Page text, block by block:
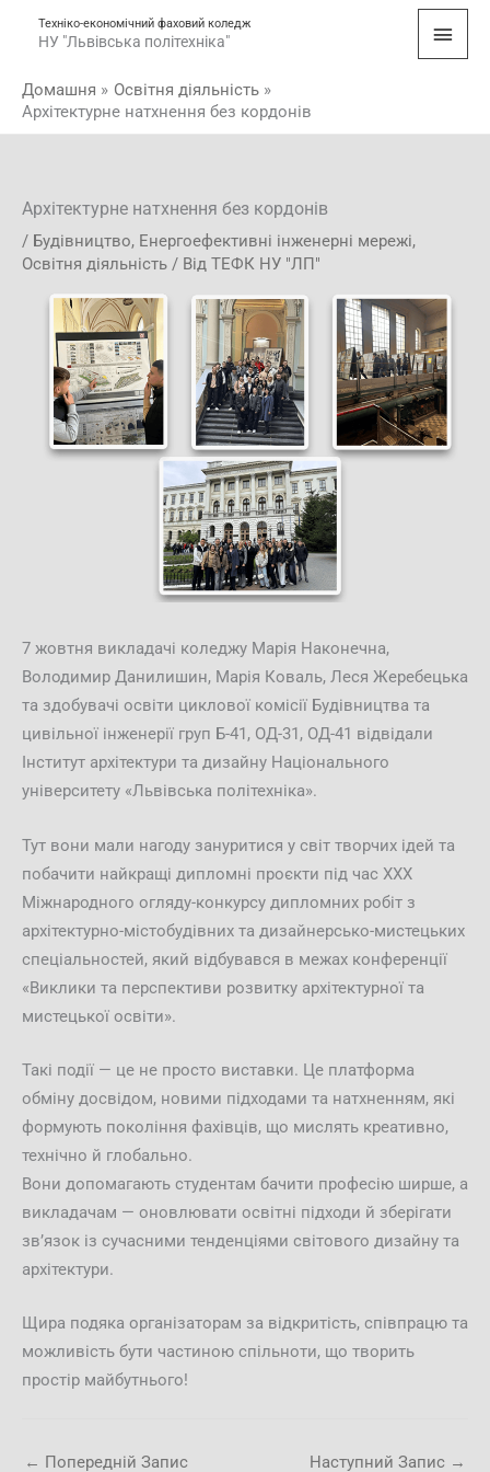
Техніко-економічний фаховий коледж
НУ "Львівська політехніка"
Домашня
Освітня діяльність
Архітектурне натхнення без кордонів
Архітектурне натхнення без кордонів
/ Будівництво, Енергоефективні інженерні мережі,
Освітня діяльність / Від ТЕФК НУ "ЛП"
7 жовтня викладачі коледжу Марія Наконечна,
Володимир Данилишин, Марія Коваль, Леся Жеребецька
та здобувачі освіти циклової комісії Будівництва та
цивільної інженерії груп Б-41, ОД-31, ОД-41 відвідали
Інститут архітектури та дизайну Національного
університету «Львівська політехніка».
Тут вони мали нагоду зануритися у світ творчих ідей та
побачити найкращі дипломні проєкти під час ХХХ
Міжнародного огляду-конкурсу дипломних робіт з
архітектурно-містобудівних та дизайнерсько-мистецьких
спеціальностей, який відбувався в межах конференції
«Виклики та перспективи розвитку архітектурної та
мистецької освіти».
Такі події — це не просто виставки. Це платформа
обміну досвідом, новими підходами та натхненням, які
формують покоління фахівців, що мислять креативно,
технічно й глобально.
Вони допомагають студентам бачити професію ширше, а
викладачам — оновлювати освітні підходи й зберігати
зв’язок із сучасними тенденціями світового дизайну та
архітектури.
Щира подяка організаторам за відкритість, співпрацю та
можливість бути частиною спільноти, що творить
простір майбутнього!
← Попередній Запис Наступний Запис →